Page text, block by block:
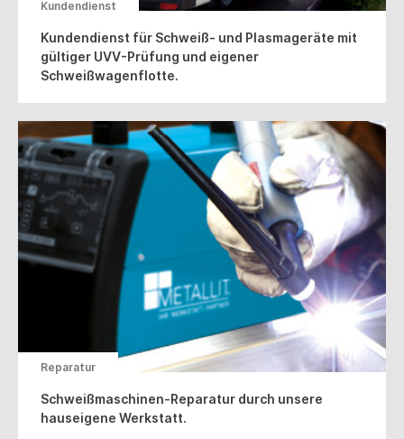
Kundendienst
Kundendienst für Schweiß- und Plasmageräte mit
gültiger UVV-Prüfung und eigener
Schweißwagenflotte.
Reparatur
Schweißmaschinen-Reparatur durch unsere
hauseigene Werkstatt.